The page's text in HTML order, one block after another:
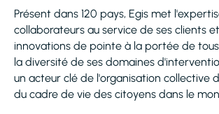
Présent dans 120 pays, Egis met
collaborateurs au service de ses clients
innovations de pointe à la portée de
la diversité de ses domaines
un acteur clé de l'organisation collective
du cadre de vie des citoyens dans le